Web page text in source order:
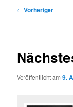
Beitragsnavigation
← Vorheriger
Veröffentlicht am9.